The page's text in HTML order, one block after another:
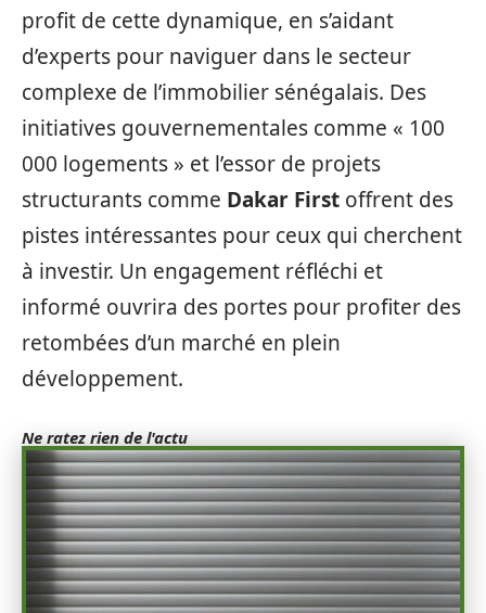
profit de cette dynamique, en s’aidant
d’experts pour naviguer dans le secteur
complexe de l’immobilier sénégalais. Des
initiatives gouvernementales comme « 100
000 logements » et l’essor de projets
structurants comme Dakar First offrent des
pistes intéressantes pour ceux qui cherchent
à investir. Un engagement réfléchi et
informé ouvrira des portes pour profiter des
retombées d’un marché en plein
développement.
Ne ratez rien de l'actu